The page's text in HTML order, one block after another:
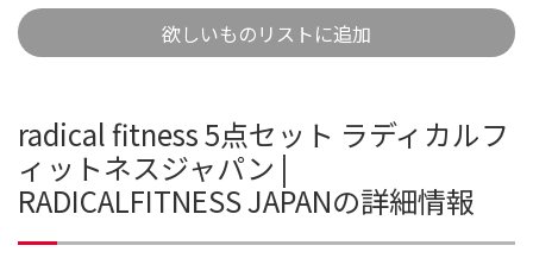
欲しいものリストに追加
radical fitness 5点セット ラディカルフ
ィットネスジャパン |
RADICALFITNESS JAPANの詳細情報